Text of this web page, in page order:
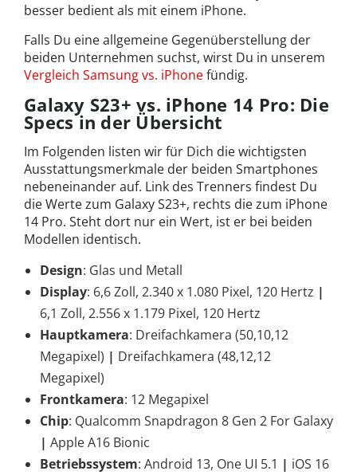
besser bedient als mit einem iPhone.
Falls Du eine allgemeine Gegenüberstellung der
beiden Unternehmen suchst, wirst Du in unserem
Vergleich Samsung vs. iPhonefündig.
Galaxy S23+ vs. iPhone 14 Pro: Die
Specs in der Übersicht
Im Folgenden listen wir für Dich die wichtigsten
Ausstattungsmerkmale der beiden Smartphones
nebeneinander auf. Link des Trenners findest Du
die Werte zum Galaxy S23+, rechts die zum iPhone
14 Pro. Steht dort nur ein Wert, ist er bei beiden
Modellen identisch.
Design: Glas und Metall
Display: 6,6 Zoll, 2.340 x 1.080 Pixel, 120 Hertz |
6,1 Zoll, 2.556 x 1.179 Pixel, 120 Hertz
Hauptkamera: Dreifachkamera (50,10,12
Megapixel) | Dreifachkamera (48,12,12
Megapixel)
Frontkamera: 12 Megapixel
Chip: Qualcomm Snapdragon 8 Gen 2 For Galaxy
| Apple A16 Bionic
Betriebssystem: Android 13, One UI 5.1 | iOS 16